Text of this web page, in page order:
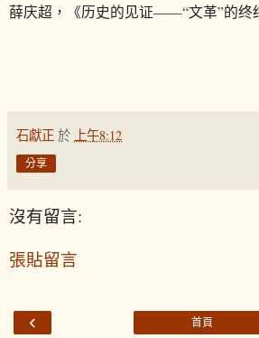
薛庆超，《历史的见证——“文革”的终
石獻正 於 上午8:12
分享
沒有留言:
張貼留言
‹ 首頁